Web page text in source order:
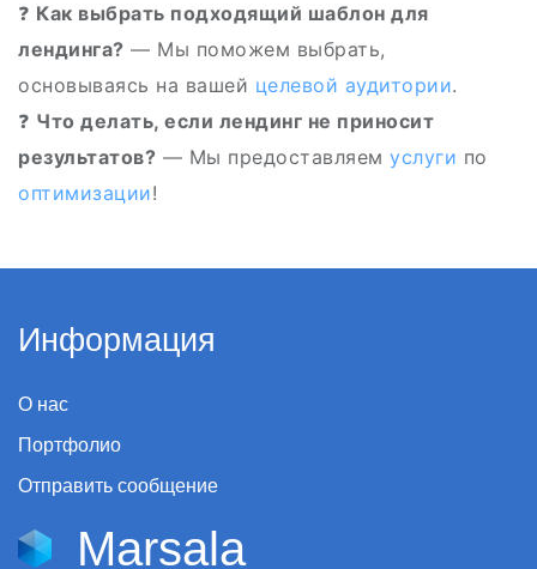
❓ Как выбрать подходящий шаблон для
лендинга? — Мы поможем выбрать,
основываясь на вашей целевой аудитории.
❓ Что делать, если лендинг не приносит
результатов? — Мы предоставляем услуги по
оптимизации!
Информация
О нас
Портфолио
Отправить сообщение
Marsala